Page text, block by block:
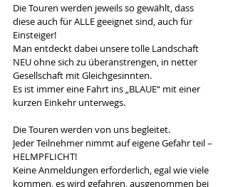
Die Touren werden jeweils so gewählt, dass
diese auch für ALLE geeignet sind, auch für
Einsteiger!
Man entdeckt dabei unsere tolle Landschaft
NEU ohne sich zu überanstrengen, in netter
Gesellschaft mit Gleichgesinnten.
Es ist immer eine Fahrt ins „BLAUE“ mit einer
kurzen Einkehr unterwegs.
Die Touren werden von uns begleitet.
Jeder Teilnehmer nimmt auf eigene Gefahr teil –
HELMPFLICHT!
Keine Anmeldungen erforderlich, egal wie viele
kommen, es wird gefahren, ausgenommen bei